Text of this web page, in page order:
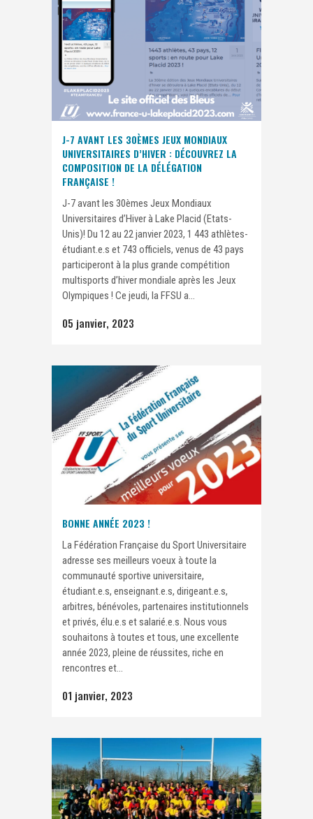
J-7 AVANT LES 30ÈMES JEUX MONDIAUX
UNIVERSITAIRES D’HIVER : DÉCOUVREZ LA
COMPOSITION DE LA DÉLÉGATION
FRANÇAISE !
J-7 avant les 30èmes Jeux Mondiaux
Universitaires d’Hiver à Lake Placid (Etats-
Unis)! Du 12 au 22 janvier 2023, 1 443 athlètes-
étudiant.e.s et 743 officiels, venus de 43 pays
participeront à la plus grande compétition
multisports d’hiver mondiale après les Jeux
Olympiques ! Ce jeudi, la FFSU a...
05 janvier, 2023
BONNE ANNÉE 2023 !
La Fédération Française du Sport Universitaire
adresse ses meilleurs voeux à toute la
communauté sportive universitaire,
étudiant.e.s, enseignant.e.s, dirigeant.e.s,
arbitres, bénévoles, partenaires institutionnels
et privés, élu.e.s et salarié.e.s. Nous vous
souhaitons à toutes et tous, une excellente
année 2023, pleine de réussites, riche en
rencontres et...
01 janvier, 2023